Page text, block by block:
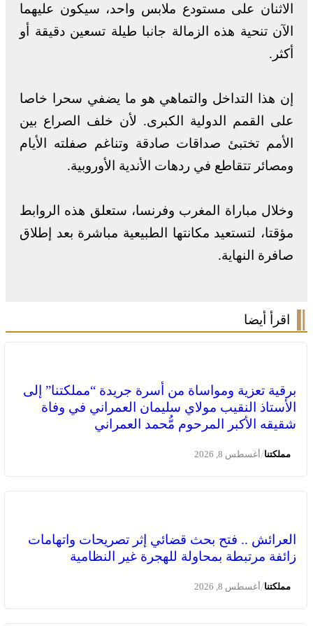
الاثنان على مستودع ملابس واحد، سيكون عليهما
الآن تنحية هذه الزمالة جانبا طيلة تسعين دقيقة أو
أكثر.
إن هذا التداخل والتماهي هو ما يضفي سحرا خاصا
على القمم الدولية الكبرى. لأن خلف الصراع بين
الأمم تختبئ صداقات صادقة وتناغم صفلته الأيام
ومصائر تتقاطع في ردهات الأندية الأوروبية.
وخلال مباراة المغرب وفرنسا، ستعلق هذه الروابط
مؤقتا، لتستعيد مكانتها الطبيعية مباشرة بعد إطلاق
صافرة النهاية.
اقرأ أيضا
برقية تعزية ومواساة من أسرة جريدة “مملكتنا” إلى
الأستاذ النقيب مولاي سليمان العمراني في وفاة
شقيقه الأكبر المرحوم مُّحمد العمراني
مملكتنا/أغسطس 8, 2026
العرائش .. فتح بحث قضائي إثر تصريحات واتهامات
زائفة مرتبطة بمحاولة للهجرة غير النظامية
مملكتنا/أغسطس 8, 2026